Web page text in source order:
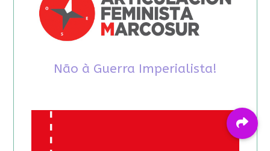
Não à Guerra Imperialista!